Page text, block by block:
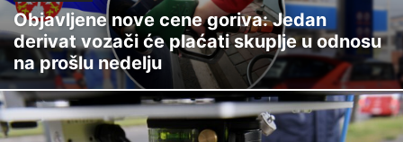
Objavljene nove cene goriva: Jedan
derivat vozači će plaćati skuplje u odnosu
na prošlu nedelju